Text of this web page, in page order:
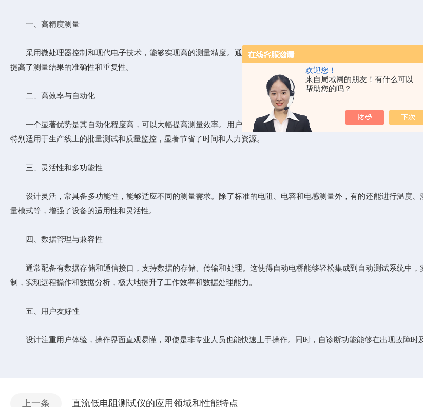
欢迎您！
来自局域网的朋友！有什么可以
帮助您的吗？
一、高精度测量
采用微处理器控制和现代电子技术，能够实现高的测量精度。通过自动平衡系统和精确的量程选择，能够准确测量
提高了测量结果的准确性和重复性。
二、高效率与自动化
一个显著优势是其自动化程度高，可以大幅提高测量效率。用户只需简单设置或通过软件输入测量要求，即可完成
特别适用于生产线上的批量测试和质量监控，显著节省了时间和人力资源。
三、灵活性和多功能性
设计灵活，常具备多功能性，能够适应不同的测量需求。除了标准的电阻、电容和电感测量外，有的还能进行温度
量模式等，增强了设备的适用性和灵活性。
四、数据管理与兼容性
通常配备有数据存储和通信接口，支持数据的存储、传输和处理。这使得自动电桥能够轻松集成到自动测试系统中
制，实现远程操作和数据分析，极大地提升了工作效率和数据处理能力。
五、用户友好性
设计注重用户体验，操作界面直观易懂，即使是非专业人员也能快速上手操作。同时，自诊断功能能够在出现故障时
上一条 直流低电阻测试仪的应用领域和性能特点